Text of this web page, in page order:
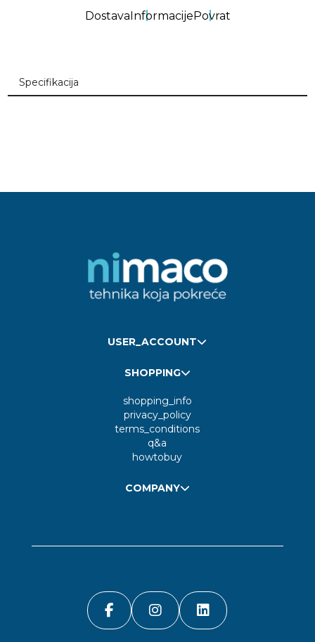
DostavaInformacijePovrat
Specifikacija
USER_ACCOUNT
SHOPPING
shopping_info
privacy_policy
terms_conditions
q&a
howtobuy
COMPANY